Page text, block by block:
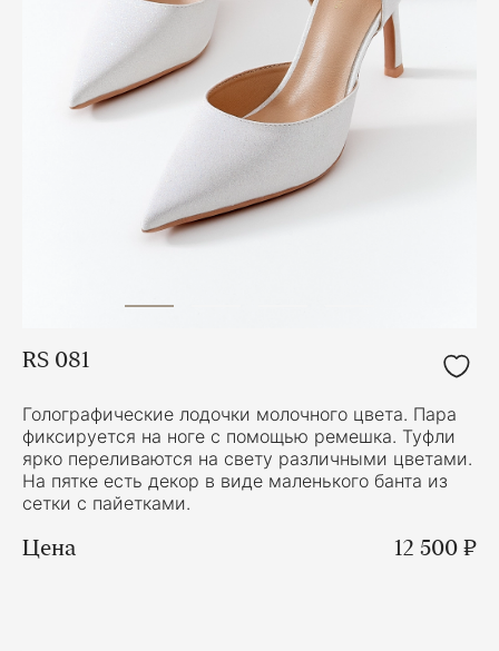
RS 081
Голографические лодочки молочного цвета. Пара
фиксируется на ноге с помощью ремешка. Туфли
ярко переливаются на свету различными цветами.
На пятке есть декор в виде маленького банта из
сетки с пайетками.
Цена 12 500 ₽